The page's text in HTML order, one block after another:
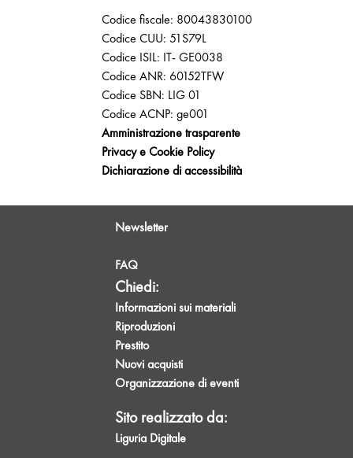
Codice fiscale: 80043830100
Codice CUU: 51S79L
Codice ISIL: IT- GE0038
Codice ANR: 60152TFW
Codice SBN: LIG 01
Codice ACNP: ge001
Amministrazione trasparente
Privacy e Cookie Policy
Dichiarazione di accessibilità
Newsletter
FAQ
Chiedi:
Informazioni sui materiali
Riproduzioni
Prestito
Nuovi acquisti
Organizzazione di eventi
Sito realizzato da:
Liguria Digitale